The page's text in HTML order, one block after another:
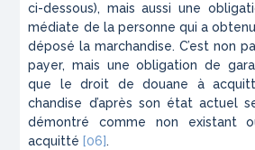
ci-dessous), mais aussi une
médiate de la personne qui a
déposé la marchandise. C’est non
payer, mais une obligation de
que le droit de douane à
chandise d’après son état actuel
démontré comme non existant
acquitté [06].